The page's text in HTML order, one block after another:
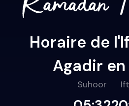
Horaire de
Agadir
Suhoor